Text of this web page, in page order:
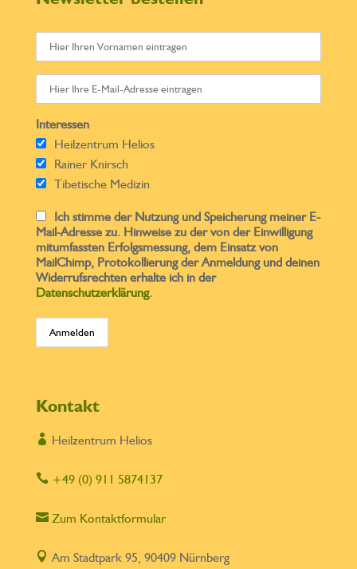
Interessen
Heilzentrum Helios
Rainer Knirsch
Tibetische Medizin
Ich stimme der Nutzung und Speicherung meiner E-
Mail-Adresse zu. Hinweise zu der von der Einwilligung
mitumfassten Erfolgsmessung, dem Einsatz von
MailChimp, Protokollierung der Anmeldung und deinen
Widerrufsrechten erhalte ich in der
Datenschutzerklärung.
Kontakt
 Heilzentrum Helios
+49 (0) 911 5874137
Zum Kontaktformular
 Am Stadtpark 95, 90409 Nürnberg